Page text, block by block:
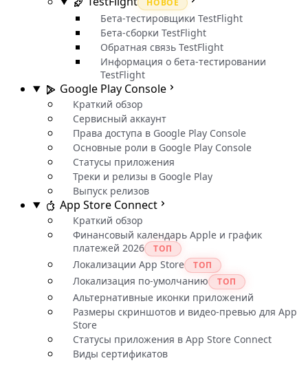
НОВОЕ
Бета-тестировщики TestFlight
Бета-сборки TestFlight
Обратная связь TestFlight
Информация о бета-тестировании
TestFlight
Google Play Console
Краткий обзор
Сервисный аккаунт
Права доступа в Google Play Console
Основные роли в Google Play Console
Статусы приложения
Треки и релизы в Google Play
Выпуск релизов
App Store Connect
Краткий обзор
Финансовый календарь Apple и график
платежей 2026
ТОП
Локализации App Store ТОП
Локализация по-умолчанию ТОП
Альтернативные иконки приложений
Размеры скриншотов и видео-превью для App
Store
Статусы приложения в App Store Connect
Виды сертификатов